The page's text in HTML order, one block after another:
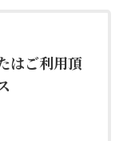
はご利用頂